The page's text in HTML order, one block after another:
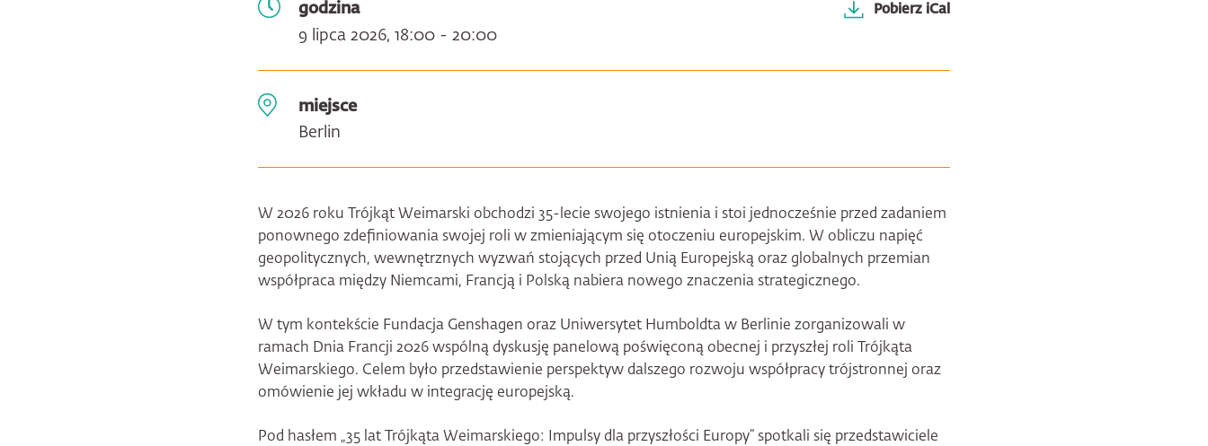
godzina
9 lipca 2026, 18:00 - 20:00
Pobierz iCal
miejsce
Berlin
W 2026 roku Trójkąt Weimarski obchodzi 35-lecie swojego istnienia i stoi jednocześnie przed zadaniem
ponownego zdefiniowania swojej roli w zmieniającym się otoczeniu europejskim. W obliczu napięć
geopolitycznych, wewnętrznych wyzwań stojących przed Unią Europejską oraz globalnych przemian
współpraca między Niemcami, Francją i Polską nabiera nowego znaczenia strategicznego.
W tym kontekście Fundacja Genshagen oraz Uniwersytet Humboldta w Berlinie zorganizowali w
ramach Dnia Francji 2026 wspólną dyskusję panelową poświęconą obecnej i przyszłej roli Trójkąta
Weimarskiego. Celem było przedstawienie perspektyw dalszego rozwoju współpracy trójstronnej oraz
omówienie jej wkładu w integrację europejską.
Pod hasłem „35 lat Trójkąta Weimarskiego: Impulsy dla przyszłości Europy” spotkali się przedstawiciele